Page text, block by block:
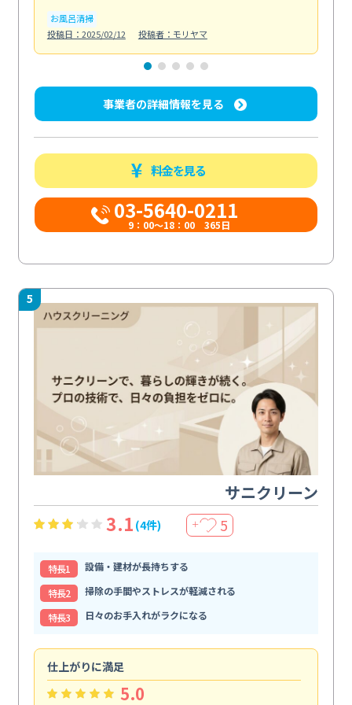
お風呂清掃
投稿日：2025/02/12
投稿者：モリヤマ
事業者の詳細情報を見る
料金を見る
03-5640-0211
9：00～18：00 365日
5
サニクリーン
3.1 (4件) ＋ 5
特⻑1
設備・建材が長持ちする
特⻑2
掃除の手間やストレスが軽減される
特⻑3
日々のお手入れがラクになる
仕上がりに満足
5.0